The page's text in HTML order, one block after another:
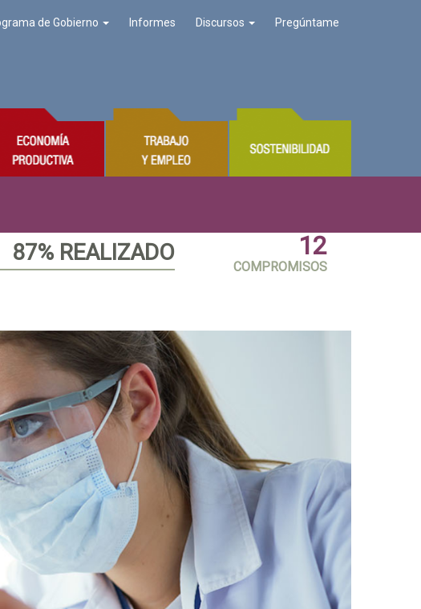
de Gobierno Informes Discursos Pregúntame
87% REALIZADO
12
COMPROMISOS